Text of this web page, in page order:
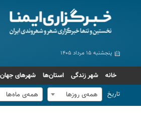
پنجشنبه ۱۵ مرداد ۱۴۰۵
خانه شهر زندگی استان‌ها شهرهای جهان
تاریخ
همه‌ی روزها همه‌ی ماه‌ها